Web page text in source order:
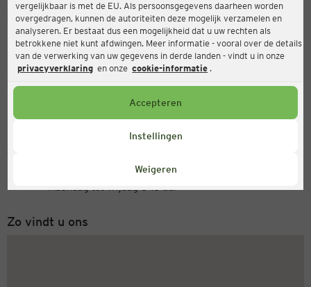
vergelijkbaar is met de EU. Als persoonsgegevens daarheen worden
overgedragen, kunnen de autoriteiten deze mogelijk verzamelen en
analyseren. Er bestaat dus een mogelijkheid dat u uw rechten als
betrokkene niet kunt afdwingen. Meer informatie - vooral over de details
van de verwerking van uw gegevens in derde landen - vindt u in onze
privacyverklaring en onze cookie-informatie .
Accepteren
Instellingen
Weigeren
Ernsting's family
Coswiger Str. 1, 39261 Zerbst
Open
Openingstijden vandaag:
+31 (0) 543 20 50 15
Zo vindt u ons